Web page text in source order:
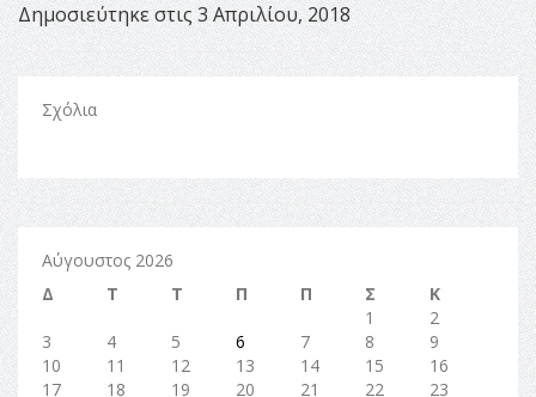
Δημοσιεύτηκε στις 3 Απριλίου, 2018
Σχόλια
Αύγουστος 2026
Δ
Τ Τ Π Π Σ
Κ
1
2
3
4 5 6 7 8
9
10
11 12 13 14 15
16
17
18 19 20 21 22
23